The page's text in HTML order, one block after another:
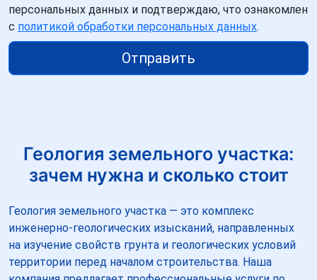
персональных данных и подтверждаю, что ознакомлен
с политикой обработки персональных данных.
Отправить
Геология земельного участка:
зачем нужна и сколько стоит
Геология земельного участка — это комплекс
инженерно-геологических изысканий, направленных
на изучение свойств грунта и геологических условий
территории перед началом строительства. Наша